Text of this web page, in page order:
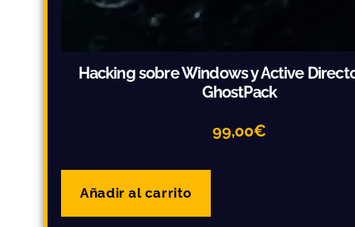
Hacking sobre Windows y Active
GhostPack
99,00€
Añadir al carrito